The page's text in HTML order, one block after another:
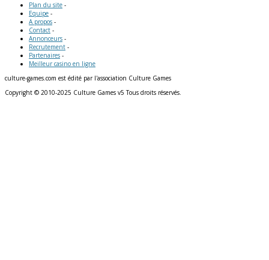
Plan du site -
Equipe -
A propos -
Contact -
Annonceurs -
Recrutement -
Partenaires -
Meilleur casino en ligne
culture-games.com est édité par l'association Culture Games
Copyright © 2010-2025 Culture Games v5 Tous droits réservés.